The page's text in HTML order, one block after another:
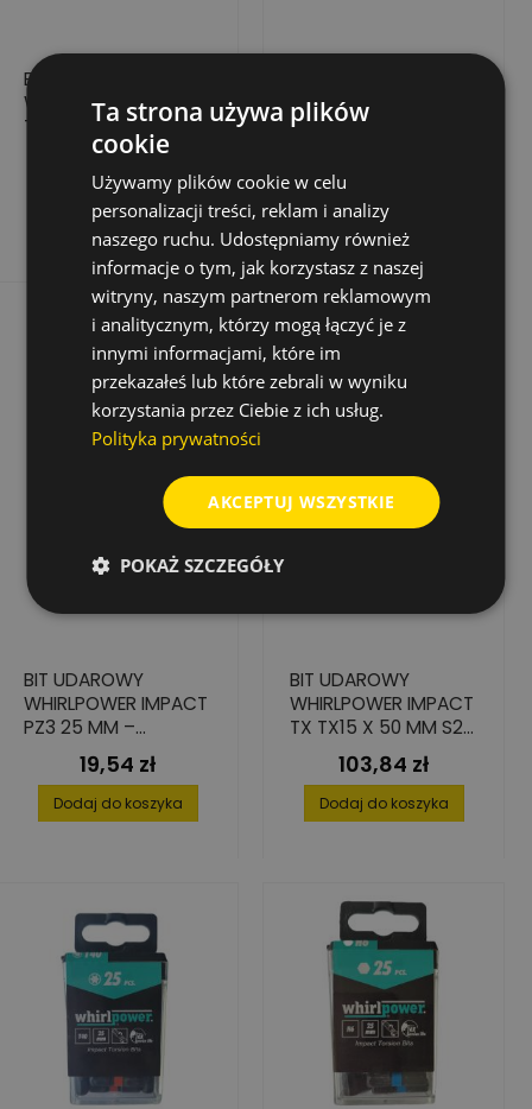
BIT UDAROWY
WHIRLPOWER IMPACT
TX40 25 MM –
WYSOKA PRECYZJA,
Cena
42,24 zł
Dodaj do koszyka
WHIRLPOWER IMPACT
TX TX25 X 25 MM –
Dodaj do koszyka
BIT UDAROWY
WHIRLPOWER IMPACT
PZ3 25 MM –
WYSOKA TWARDOŚĆ
I PRECYZJA 4 SZT.
Cena
19,54 zł
Dodaj do koszyka
BIT UDAROWY
WHIRLPOWER IMPACT
TX TX15 X 50 MM S2
– ZESTAW 15 SZT.
Cena
103,84 zł
Dodaj do koszyka
Ta strona używa plików
cookie
Używamy plików cookie w celu
personalizacji treści, reklam i analizy
naszego ruchu. Udostępniamy również
informacje o tym, jak korzystasz z naszej
witryny, naszym partnerom reklamowym
i analitycznym, którzy mogą łączyć je z
innymi informacjami, które im
przekazałeś lub które zebrali w wyniku
korzystania przez Ciebie z ich usług.
Polityka prywatności
AKCEPTUJ WSZYSTKIE
POKAŻ SZCZEGÓŁY